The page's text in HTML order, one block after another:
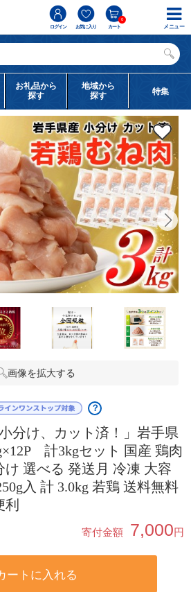
ログイン お気に入り カート
0
お礼品から
探す
地域から
探す
特集
画像を拡大する
？
分け、カット済！」岩手県
計3kgセット 国産 鶏肉
け 選べる 発送月 冷凍 大容
入 計 3.0kg 若鶏 送料無料
寄付金額 7,000円
ートに入れる
メニュー